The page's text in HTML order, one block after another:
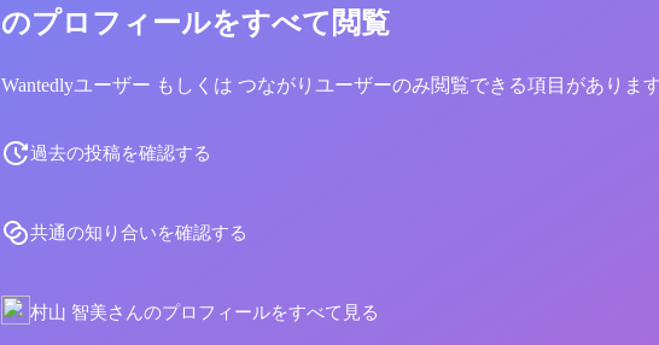
のプロフィールをすべて閲覧
Wantedlyユーザー もしくは つながりユーザーのみ閲覧できる項目がありま
過去の投稿を確認する
共通の知り合いを確認する
村山 智美さんのプロフィールをすべて見る